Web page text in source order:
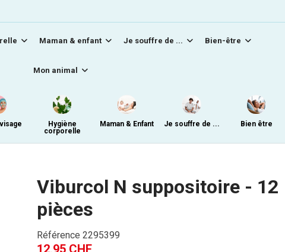
Maman & enfant Je souffre de ... Bien-être
Mon animal
Hygiène
corporelle
Maman & Enfant Je souffre de ... Bien être
Viburcol N suppositoire - 12
pièces
Référence 2295399